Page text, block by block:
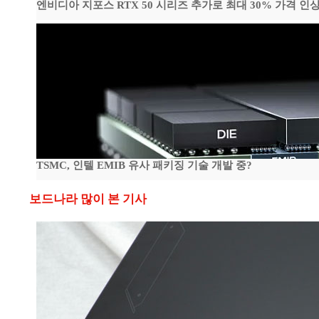
엔비디아 지포스 RTX 50 시리즈 추가로 최대 30% 가격 인
TSMC, 인텔 EMIB 유사 패키징 기술 개발 중?
보드나라 많이 본 기사